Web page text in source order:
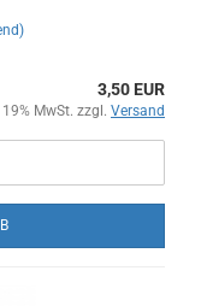
3,50 EUR
MwSt. zzgl. Versand